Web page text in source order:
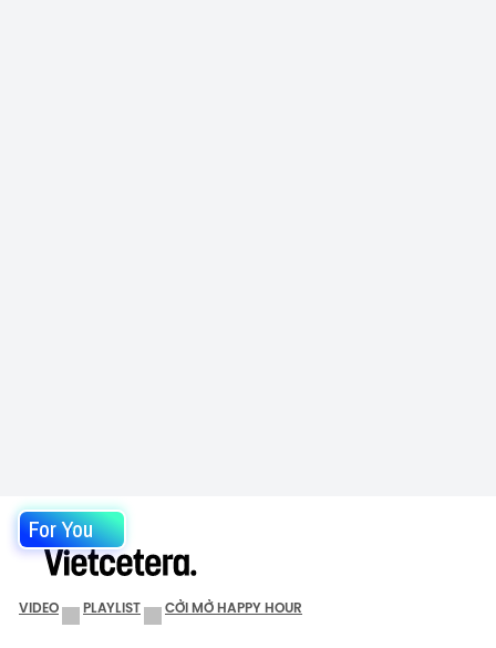
For You
VIDEO PLAYLIST CỞI MỞ HAPPY HOUR